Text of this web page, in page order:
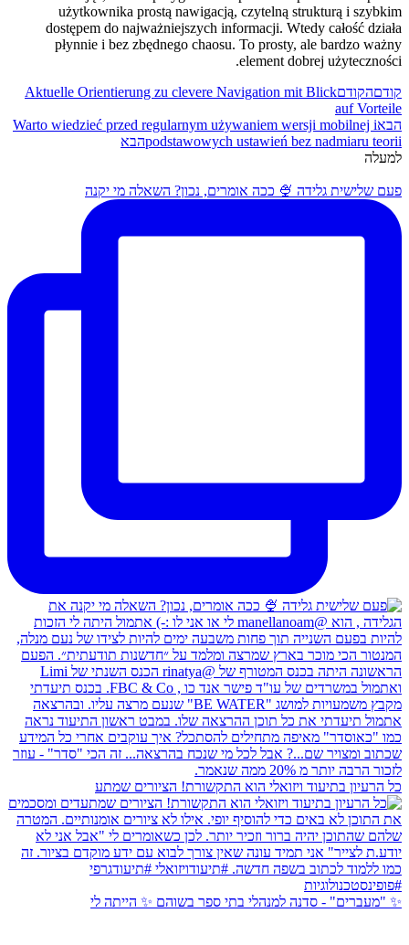
użytkownika prostą nawigacją, czytelną strukturą i szybkim
dostępem do najważniejszych informacji. Wtedy całość działa
płynnie i bez zbędnego chaosu. To prosty, ale bardzo ważny
element dobrej użyteczności.
קודםהקודםAktuelle Orientierung zu clevere Navigation mit Blick
auf Vorteile
הבאWarto wiedzieć przed regularnym używaniem wersji mobilnej i
podstawowych ustawień bez nadmiaru teoriiהבא
למעלה
פעם שלישית גלידה 🍨 ככה אומרים, נכון? השאלה מי יקנה
כל הרעיון בתיעוד ויזואלי הוא התקשורת! הציורים שמתע
✨ "מעברים" - סדנה למנהלי בתי ספר בשוהם ✨ הייתה לי